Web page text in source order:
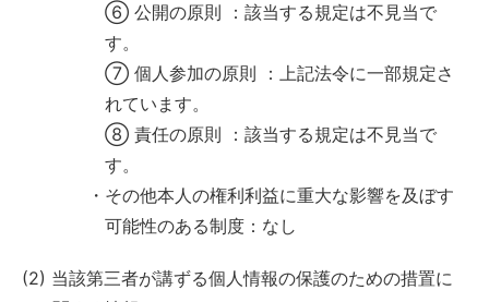
⑥ 公開の原則 ：該当する規定は不見当で
す。
⑦ 個人参加の原則 ：上記法令に一部規定さ
れています。
⑧ 責任の原則 ：該当する規定は不見当で
す。
・その他本人の権利利益に重大な影響を及ぼす
可能性のある制度：なし
(2) 当該第三者が講ずる個人情報の保護のための措置に